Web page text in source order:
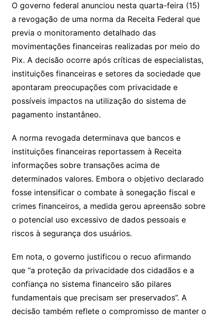
O governo federal anunciou nesta quarta-feira (15)
a revogação de uma norma da Receita Federal que
previa o monitoramento detalhado das
movimentações financeiras realizadas por meio do
Pix. A decisão ocorre após críticas de especialistas,
instituições financeiras e setores da sociedade que
apontaram preocupações com privacidade e
possíveis impactos na utilização do sistema de
pagamento instantâneo.
A norma revogada determinava que bancos e
instituições financeiras reportassem à Receita
informações sobre transações acima de
determinados valores. Embora o objetivo declarado
fosse intensificar o combate à sonegação fiscal e
crimes financeiros, a medida gerou apreensão sobre
o potencial uso excessivo de dados pessoais e
riscos à segurança dos usuários.
Em nota, o governo justificou o recuo afirmando
que “a proteção da privacidade dos cidadãos e a
confiança no sistema financeiro são pilares
fundamentais que precisam ser preservados”. A
decisão também reflete o compromisso de manter o